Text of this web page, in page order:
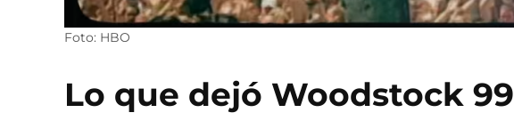
Foto: HBO
Lo que dejó Woodstock 99